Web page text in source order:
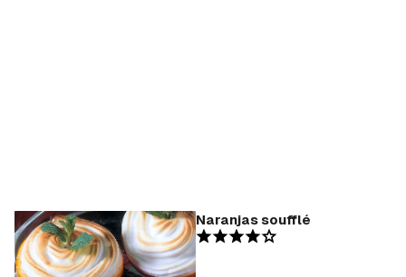
Naranjas soufflé